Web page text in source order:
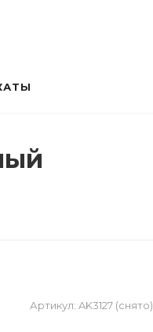
Артикул: AK3127 (снято)